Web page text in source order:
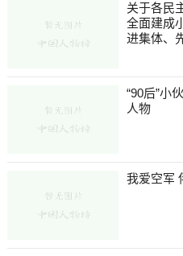
关于各民
全面建成
进集体、
“90后”小
人物
我爱空军